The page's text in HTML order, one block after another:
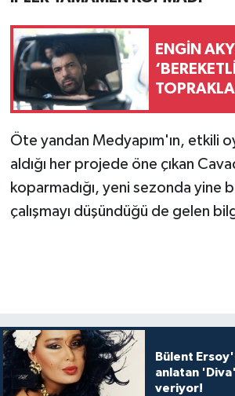
ENGİN
‘BEREKETLİ
Öte yandan Medyapım'ın, etkili
aldığı her projede öne çıkan
koparmadığı, yeni sezonda yine
çalışmayı düşündüğü de gelen
Bülent
anlatan
veriyor!